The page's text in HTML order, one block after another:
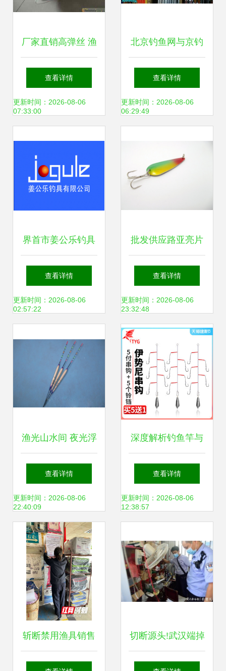
厂家直销高弹丝 渔
具专用的记忆镍钛
合金丝，可加工定
查看详情
更新时间：2026-08-06
07:33:00
北京钓鱼网与京钓
网的数字化转身 从
论坛土壤到生态渔
查看详情
更新时间：2026-08-06
06:29:49
界首市姜公乐钓具
匠心渔具，乐享垂
钓人生
查看详情
更新时间：2026-08-06
02:57:22
批发供应路亚亮片
选择威斯特渔具的
三大优势
查看详情
更新时间：2026-08-06
23:32:48
渔光山水间 夜光浮
漂技术如何革新传
统钓鱼体验
查看详情
更新时间：2026-08-06
22:40:09
深度解析钓鱼竿与
海钓线选购技巧，
助您渔获翻倍！
查看详情
更新时间：2026-08-06
12:38:57
斩断禁用渔具销售
渠道 长沙多部门联
切断源头!武汉端掉
最大一个销售禁用